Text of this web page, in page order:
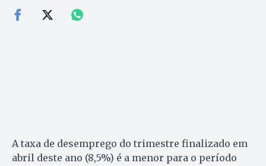
A taxa de desemprego do trimestre finalizado em
abril deste ano (8,5%) é a menor para o período